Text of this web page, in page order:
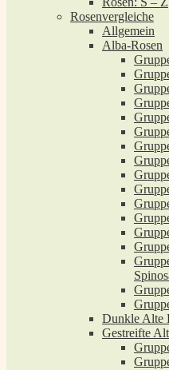
Rosenvergleiche
Allgemein
Alba-Rosen
Dunkle Alte
Gestreifte